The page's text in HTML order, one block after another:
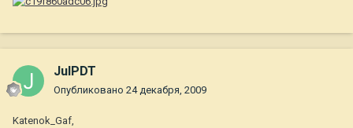
JulPDT
Опубликовано 24 декабря, 2009
Katenok_Gaf,